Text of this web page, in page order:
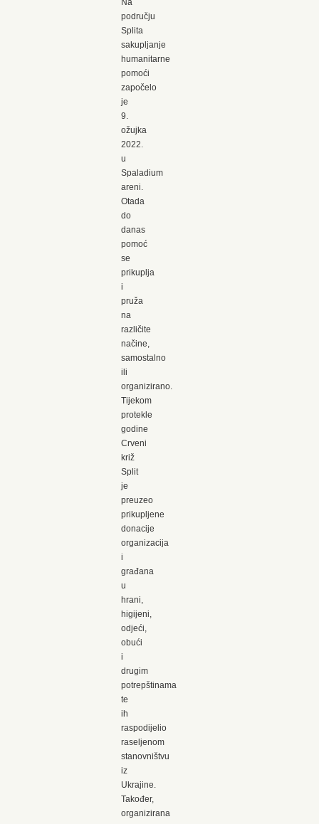
području
Splita
sakupljanje
humanitarne
pomoći
započelo
je
9.
ožujka
2022.
u
Spaladium
areni.
Otada
do
danas
pomoć
se
prikuplja
i
pruža
na
različite
načine,
samostalno
ili
organizirano.
Tijekom
protekle
godine
Crveni
križ
Split
je
preuzeo
prikupljene
donacije
organizacija
i
građana
u
hrani,
higijeni,
odjeći,
obući
i
drugim
potrepštinama
te
ih
raspodijelio
raseljenom
stanovništvu
iz
Ukrajine.
Također,
organizirana